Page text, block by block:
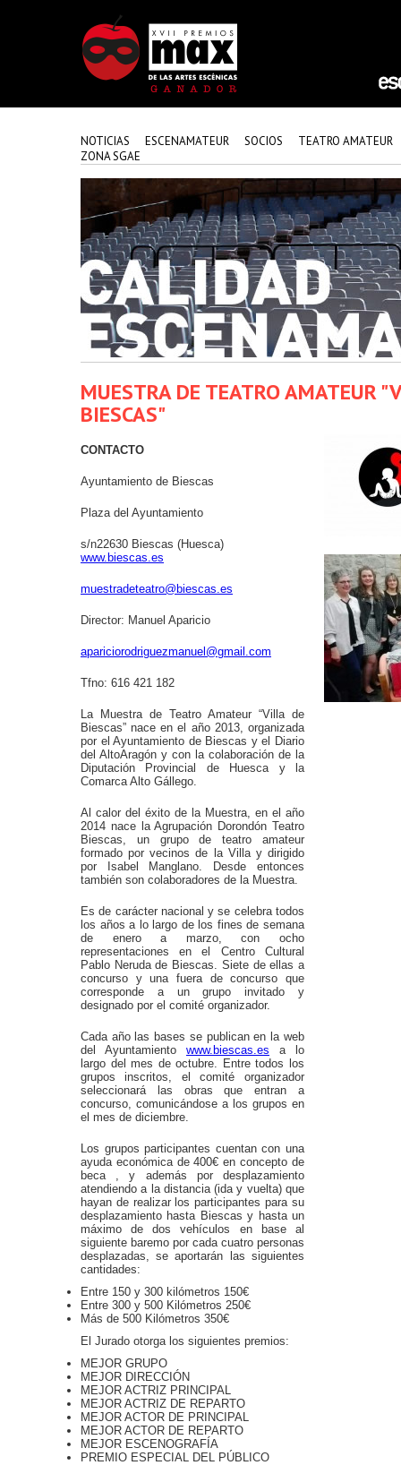
NOTICIAS ESCENAMATEUR SOCIOS
TEATRO AMATEUR
ZONA SGAE
MUESTRA DE TEATRO AMATEUR
BIESCAS"
CONTACTO
Ayuntamiento de Biescas
Plaza del Ayuntamiento
s/n22630 Biescas (Huesca)
www.biescas.es
muestradeteatro@biescas.es
Director: Manuel Aparicio
apariciorodriguezmanuel@gmail.com
Tfno: 616 421 182
La Muestra de Teatro Amateur “Villa de
Biescas” nace en el año 2013, organizada
por el Ayuntamiento de Biescas y el Diario
del AltoAragón y con la colaboración de la
Diputación Provincial de Huesca y la
Comarca Alto Gállego.
Al calor del éxito de la Muestra, en el año
2014 nace la Agrupación Dorondón Teatro
Biescas, un grupo de teatro amateur
formado por vecinos de la Villa y dirigido
por Isabel Manglano. Desde entonces
también son colaboradores de la Muestra.
Es de carácter nacional y se celebra todos
los años a lo largo de los fines de semana
de enero a marzo, con ocho
representaciones en el Centro Cultural
Pablo Neruda de Biescas. Siete de ellas a
concurso y una fuera de concurso que
corresponde a un grupo invitado y
designado por el comité organizador.
Cada año las bases se publican en la web
del Ayuntamiento www.biescas.es a lo
largo del mes de octubre. Entre todos los
grupos inscritos, el comité organizador
seleccionará las obras que entran a
concurso, comunicándose a los grupos en
el mes de diciembre.
Los grupos participantes cuentan con una
ayuda económica de 400€ en concepto de
beca , y además por desplazamiento
atendiendo a la distancia (ida y vuelta) que
hayan de realizar los participantes para su
desplazamiento hasta Biescas y hasta un
máximo de dos vehículos en base al
siguiente baremo por cada cuatro personas
desplazadas, se aportarán las siguientes
cantidades:
Entre 150 y 300 kilómetros 150€
Entre 300 y 500 Kilómetros 250€
Más de 500 Kilómetros 350€
El Jurado otorga los siguientes premios:
MEJOR GRUPO
MEJOR DIRECCIÓN
MEJOR ACTRIZ PRINCIPAL
MEJOR ACTRIZ DE REPARTO
MEJOR ACTOR DE PRINCIPAL
MEJOR ACTOR DE REPARTO
MEJOR ESCENOGRAFÍA
PREMIO ESPECIAL DEL PÚBLICO